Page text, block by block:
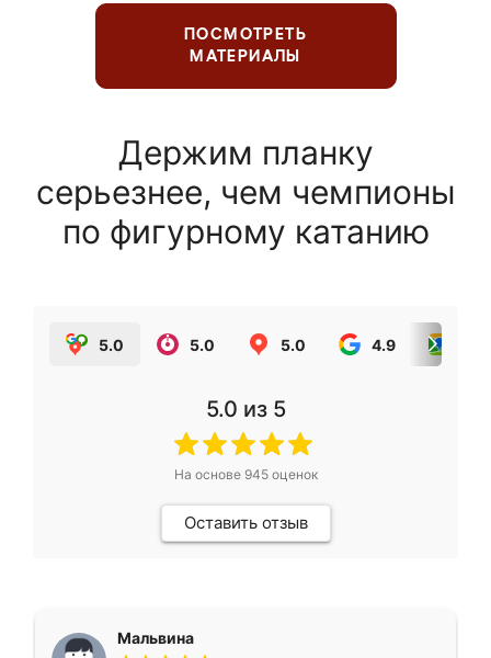
ПОСМОТРЕТЬ
МАТЕРИАЛЫ
Держим планку
серьезнее, чем чемпионы
по фигурному катанию
5.0 5.0 5.0 4.9
5.0 из 5
На основе 945оценок
Оставить отзыв
Мальвина